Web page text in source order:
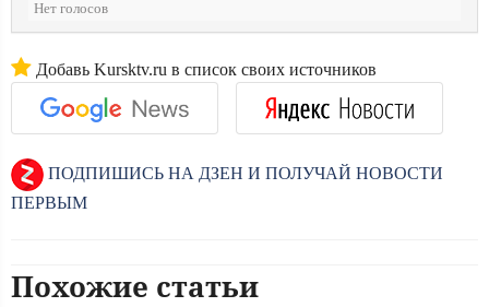
Нет голосов
Добавь Kursktv.ru в список своих источников
ПОДПИШИСЬ НА ДЗЕН И ПОЛУЧАЙ НОВОСТИ
ПЕРВЫМ
Похожие статьи